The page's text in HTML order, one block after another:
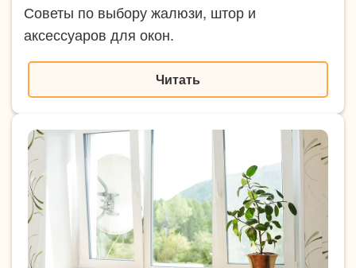
Советы по выбору жалюзи, штор и
аксессуаров для окон.
Читать